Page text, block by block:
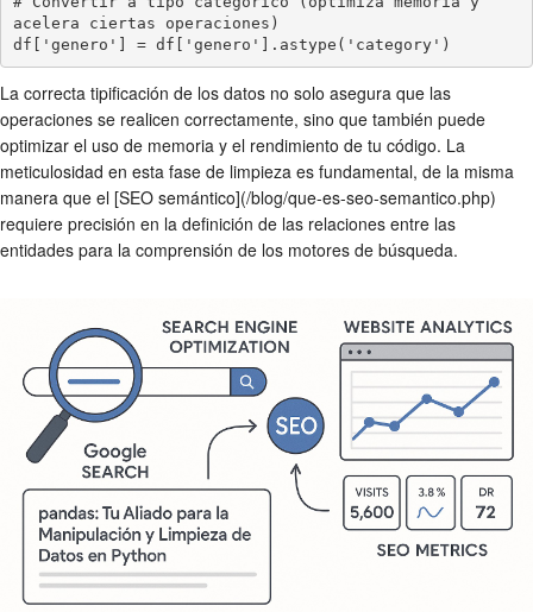
acelera ciertas operaciones)
La correcta tipificación de los datos no solo asegura que las
operaciones se realicen correctamente, sino que también puede
optimizar el uso de memoria y el rendimiento de tu código. La
meticulosidad en esta fase de limpieza es fundamental, de la misma
manera que el [SEO semántico](/blog/que-es-seo-semantico.php)
requiere precisión en la definición de las relaciones entre las
entidades para la comprensión de los motores de búsqueda.